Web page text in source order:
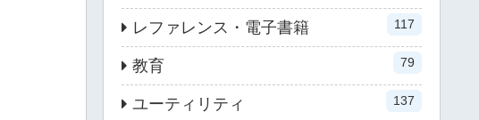
レファレンス・電子書籍 117
教育 79
ユーティリティ 137